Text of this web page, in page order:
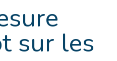
sur les